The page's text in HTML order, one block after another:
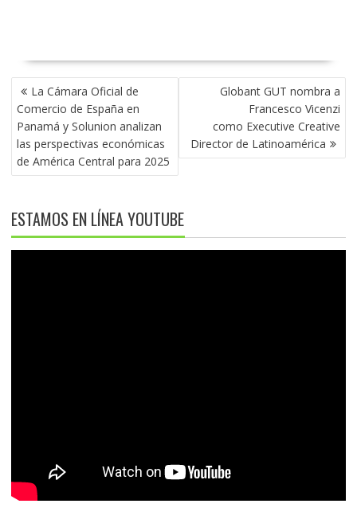
NAVEGACIÓN
DE
ENTRADAS
La Cámara Oficial de
Comercio de España en
Panamá y Solunion analizan
las perspectivas económicas
de América Central para 2025
Globant GUT nombra a
Francesco Vicenzi
como Executive Creative
Director de Latinoamérica
ESTAMOS EN LÍNEA YOUTUBE